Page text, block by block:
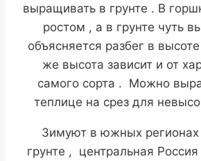
выращивать в грунте . В
ростом , а в грунте чуть
объясняется разбег в
же высота зависит и от
самого сорта . Можно
теплице на срез для
Зимуют в южных регионах
грунте , центральная